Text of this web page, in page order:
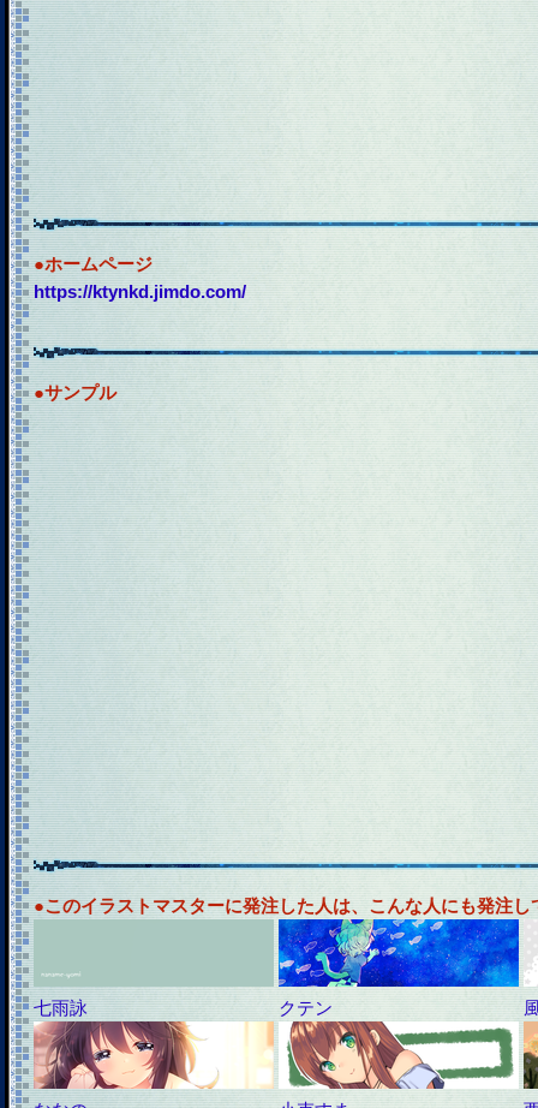
●ホームページ
https://ktynkd.jimdo.com/
●サンプル
●このイラストマスターに発注した人は、こんな人にも発注し
七雨詠 クテン